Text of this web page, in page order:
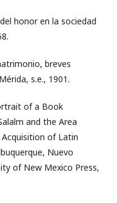
honor en la sociedad
breves
s.e., 1901.
of a Book
and the Area
of Latin
Nuevo
of New Mexico Press,